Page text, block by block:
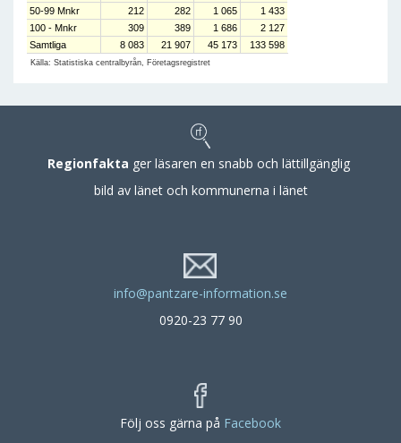
50-99 Mnkr
212 282 1 065
1 433
100 - Mnkr
309 389 1 686
2 127
Samtliga
8 083 21 907 45 173 133 598
Källa: Statistiska centralbyrån, Företagsregistret
Regionfakta ger läsaren en snabb och lättillgänglig
bild av länet och kommunerna i länet
info@pantzare-information.se
0920-23 77 90
Följ oss gärna på Facebook